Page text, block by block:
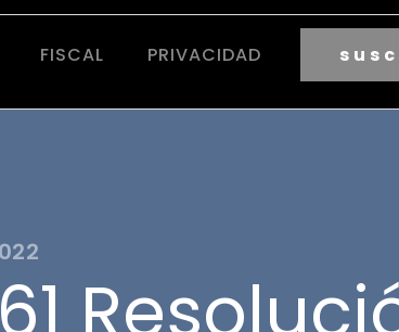
FISCAL PRIVACIDAD